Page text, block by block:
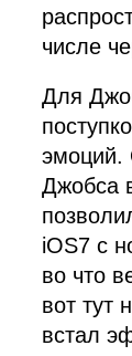
числе
Для
эмоций.
Джобса
iOS7 с
во что
вот тут
встал